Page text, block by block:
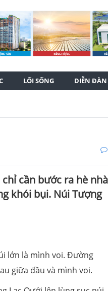
LỐI SỐNG DIỄN ĐÀN
cần bước ra hè nhà
khói bụi. Núi Tượng
lớn là mình voi. Đường
giữa đầu và mình voi.